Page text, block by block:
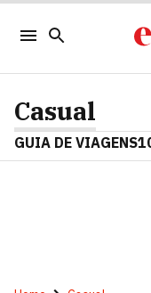
Casual
GUIA DE VIAGENS